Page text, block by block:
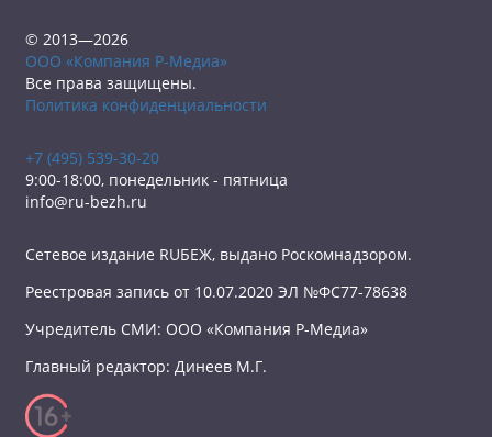
© 2013—2026
ООО «Компания Р-Медиа»
Все права защищены.
Политика конфиденциальности
+7 (495) 539-30-20
9:00-18:00, понедельник - пятница
info@ru-bezh.ru
Сетевое издание RUБЕЖ, выдано Роскомнадзором.
Реестровая запись от 10.07.2020 ЭЛ №ФС77-78638
Учредитель СМИ: ООО «Компания Р-Медиа»
Главный редактор: Динеев М.Г.